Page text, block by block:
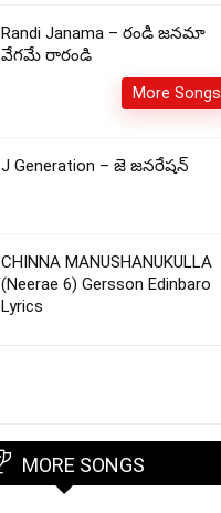
Randi Janama – రండి జనమా
వేగమే రారండి
More Songs
J Generation – జె జనరేషన్
CHINNA MANUSHANUKULLA
(Neerae 6) Gersson Edinbaro
Lyrics
MORE SONGS